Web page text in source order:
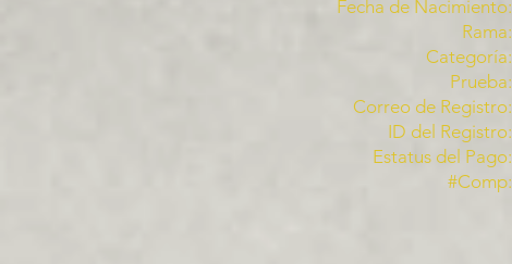
Fecha de Nacimiento:
Rama:
Categoría:
Prueba:
Correo de Registro:
ID del Registro:
Estatus del Pago:
#Comp: